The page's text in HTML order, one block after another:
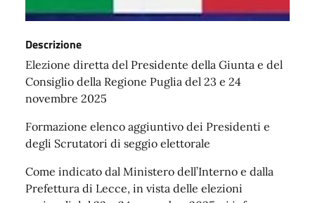
Descrizione
Elezione diretta del Presidente della Giunta e del
Consiglio della Regione Puglia del 23 e 24
novembre 2025
Formazione elenco aggiuntivo dei Presidenti e
degli Scrutatori di seggio elettorale
Come indicato dal Ministero dell’Interno e dalla
Prefettura di Lecce, in vista delle elezioni